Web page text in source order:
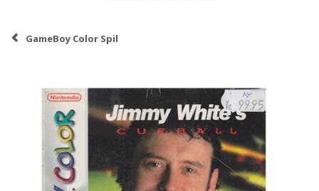
GameBoy Color Spil